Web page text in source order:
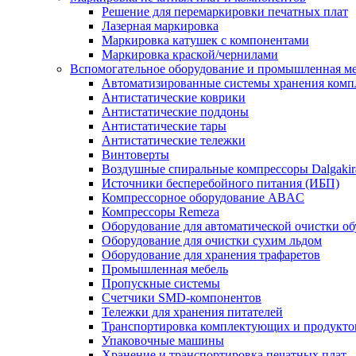
Решение для перемаркировки печатных плат
Лазерная маркировка
Маркировка катушек с компонентами
Маркировка краской/чернилами
Вспомогательное оборудование и промышленная
Автоматизированные системы хранения
Антистатические коврики
Антистатические поддоны
Антистатические тары
Антистатические тележки
Винтоверты
Воздушные спиральные компрессоры
Источники бесперебойного питания (ИБП)
Компрессорное оборудование ABAC
Компрессоры Remeza
Оборудование для автоматической очистки
Оборудование для очистки сухим льдом
Оборудование для хранения трафаретов
Промышленная мебель
Пропускные системы
Счетчики SMD-компонентов
Тележки для xранения питателей
Транспортировка комплектующих и
Упаковочные машины